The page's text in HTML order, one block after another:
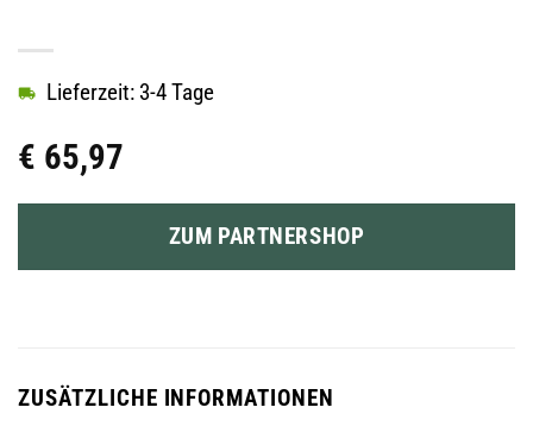
€ 65,97
Lieferzeit: 3-4 Tage
ZUM PARTNERSHOP
ZUSÄTZLICHE INFORMATIONEN